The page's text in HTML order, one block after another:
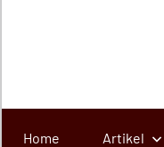
Home Artikel